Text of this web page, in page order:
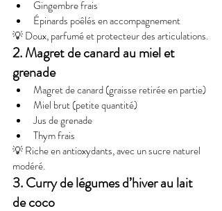
Gingembre frais
Épinards poêlés en accompagnement
💡 Doux, parfumé et protecteur des articulations.
2. Magret de canard au miel et
grenade
Magret de canard (graisse retirée en partie)
Miel brut (petite quantité)
Jus de grenade
Thym frais
💡 Riche en antioxydants, avec un sucre naturel
modéré.
3. Curry de légumes d’hiver au lait
de coco